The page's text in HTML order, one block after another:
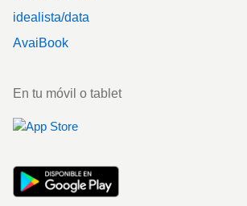
idealista/data
AvaiBook
En tu móvil o tablet